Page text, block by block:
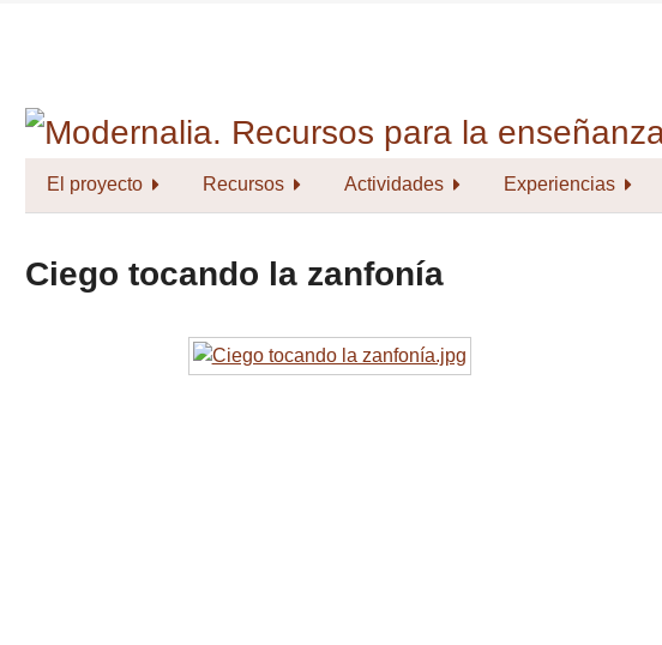
El proyecto Recursos Actividades Experiencias
Ciego tocando la zanfonía